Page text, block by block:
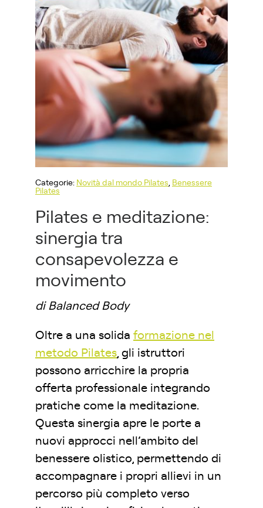
Categorie: Novità dal mondo Pilates, Benessere
Pilates
Pilates e meditazione:
sinergia tra
consapevolezza e
movimento
di Balanced Body
Oltre a una solida formazione nel
metodo Pilates, gli istruttori
possono arricchire la propria
offerta professionale integrando
pratiche come la meditazione.
Questa sinergia apre le porte a
nuovi approcci nell’ambito del
benessere olistico, permettendo di
accompagnare i propri allievi in un
percorso più completo verso